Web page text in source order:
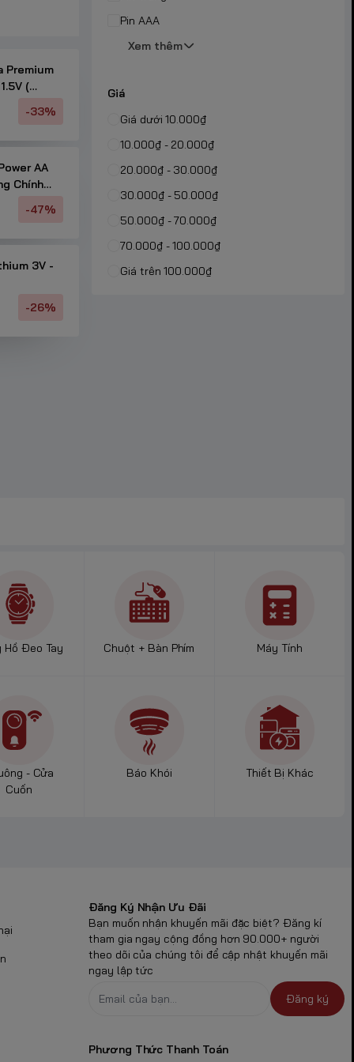
lần, pin
số máy
mua để
phụ
Người
phụ kiện
khi
bị đo
Premium
(
-33%
AA
Chính
-47%
3V -
-26%
Giá
Giá dưới 10.000₫
10.000₫ - 20.000₫
20.000₫ - 30.000₫
30.000₫ - 50.000₫
50.000₫ - 70.000₫
70.000₫ - 100.000₫
Giá trên 100.000₫
Pin AAA
Xem thêm
Hồ Đeo Tay Chuột + Bàn Phím Máy Tính
- Cửa
Cuốn
Báo Khói Thiết Bị Khác
Đăng Ký Nhận Ưu Đãi
Bạn muốn nhận khuyến mãi đặc biệt? Đăng kí
tham gia ngay cộng đồng hơn 90.000+ người
theo dõi của chúng tôi để cập nhật khuyến mãi
ngay lập tức
Đăng ký
Phương Thức Thanh Toán